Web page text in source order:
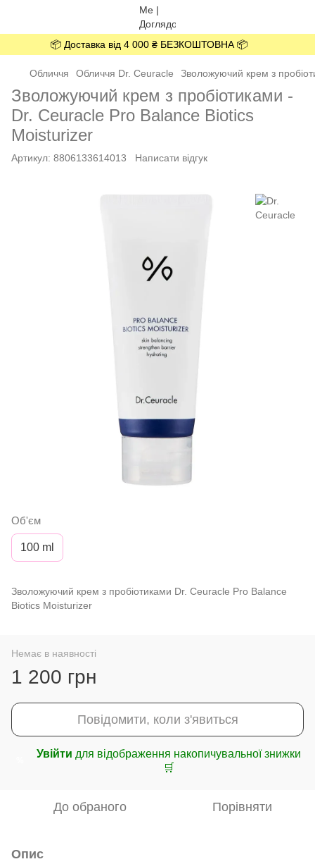
📦 Доставка від 4 000 ₴ БЕЗКОШТОВНА 📦
Обличчя Обличчя Dr. Ceuracle Зволожуючий крем з
Зволожуючий крем з пробіотиками -
Dr. Ceuracle Pro Balance Biotics
Moisturizer
Артикул: 8806133614013 Написати відгук
Об'єм
100 ml
Зволожуючий крем з пробіотиками Dr. Ceuracle Pro Balance
Biotics Moisturizer
Немає в наявності
1 200 грн
Повідомити, коли з'явиться
Увійти для відображення накопичувальної знижки
🛒
До обраного Порівняти
Опис